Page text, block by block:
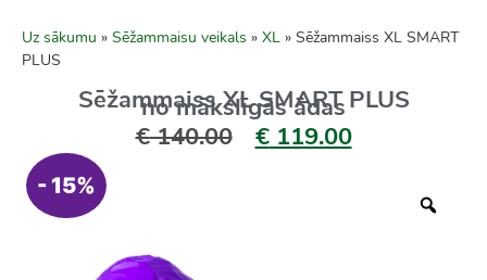
Uz sākumu » Sēžammaisu veikals » XL » Sēžammaiss XL SMART
PLUS
Sēžammaiss XL SMART PLUS
no mākslīgās ādas
€140.00 €119.00
- 15%